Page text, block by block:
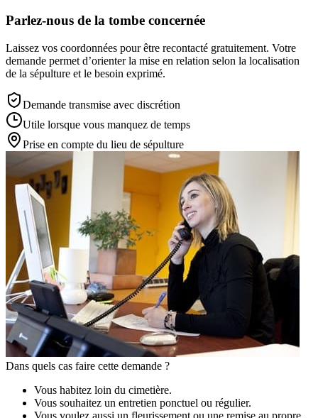
Parlez-nous de la tombe concernée
Laissez vos coordonnées pour être recontacté gratuitement. Votre
demande permet d’orienter la mise en relation selon la localisation
de la sépulture et le besoin exprimé.
Demande transmise avec discrétion
Utile lorsque vous manquez de temps
Prise en compte du lieu de sépulture
Dans quels cas faire cette demande ?
Vous habitez loin du cimetière.
Vous souhaitez un entretien ponctuel ou régulier.
Vous voulez aussi un fleurissement ou une remise au propre.